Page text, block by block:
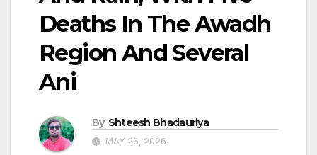
Deaths In The Awadh
Region And Several
Ani
By Shteesh Bhadauriya
MAY 26, 2026